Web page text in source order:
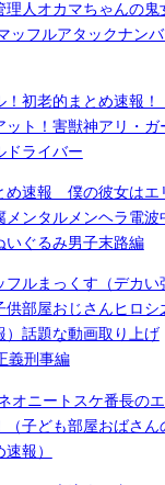
理人オカマちゃんの鬼
ッフルアタックナン
！初老的まとめ速報！
ット！害獣神アリ・ガ
ドライバー
め速報 僕の彼女はエ
メンタルメンヘラ電波
いぐるみ男子末路編
フルまっくす（デカい
供部屋おじさんヒロシ
）話題な動画取り上げ
義刑事編
オニートスケ番長のエ
（子ども部屋おばさん
報）